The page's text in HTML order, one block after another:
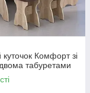
куточок Комфорт зі
табуретами